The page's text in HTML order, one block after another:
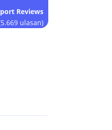
Reviews
ulasan)